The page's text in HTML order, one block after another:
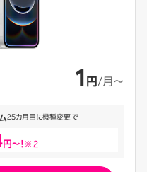
1 円 /月〜
25カ月目に機種変更で
円～！※2